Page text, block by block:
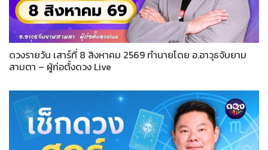
ดวงรายวัน เสาร์ที่ 8 สิงหาคม 2569 ทำนายโดย อ.อาวุธจับยาม
สามตา – ผู้ก่อตั้งดวง Live